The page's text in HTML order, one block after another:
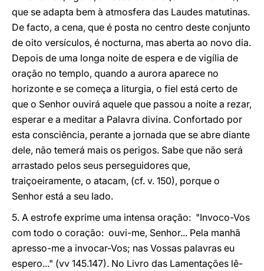
que se adapta bem à atmosfera das Laudes matutinas.
De facto, a cena, que é posta no centro deste conjunto
de oito versículos, é nocturna, mas aberta ao novo dia.
Depois de uma longa noite de espera e de vigília de
oração no templo, quando a aurora aparece no
horizonte e se começa a liturgia, o fiel está certo de
que o Senhor ouvirá aquele que passou a noite a rezar,
esperar e a meditar a Palavra divina. Confortado por
esta consciência, perante a jornada que se abre diante
dele, não temerá mais os perigos. Sabe que não será
arrastado pelos seus perseguidores que,
traiçoeiramente, o atacam, (cf. v. 150), porque o
Senhor está a seu lado.
5. A estrofe exprime uma intensa oração: "Invoco-Vos
com todo o coração: ouvi-me, Senhor... Pela manhã
apresso-me a invocar-Vos; nas Vossas palavras eu
espero..." (vv 145.147). No Livro das Lamentações lê-